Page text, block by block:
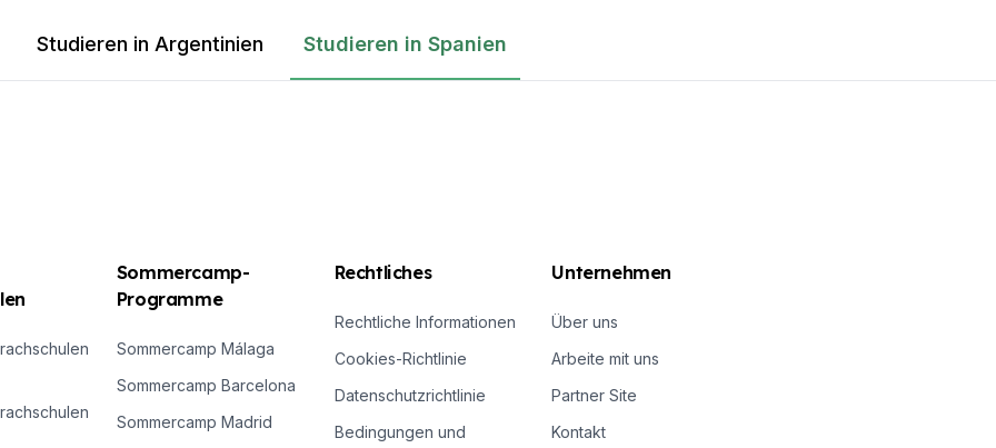
Studieren in Argentinien Studieren in Spanien
Sommercamp-
Programme
Sommercamp Málaga
Sommercamp Barcelona
Sommercamp Madrid
Rechtliches
Rechtliche Informationen
Cookies-Richtlinie
Datenschutzrichtlinie
Bedingungen und
Unternehmen
Über uns
Arbeite mit uns
Partner Site
Kontakt